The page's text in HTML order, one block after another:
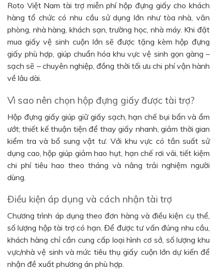
Roto Việt Nam tài trợ miễn phí hộp đựng giấy cho khách
hàng tổ chức có nhu cầu sử dụng lớn như tòa nhà, văn
phòng, nhà hàng, khách sạn, trường học, nhà máy. Khi đặt
mua giấy vệ sinh cuộn lớn sẽ được tặng kèm hộp đựng
giấy phù hợp, giúp chuẩn hóa khu vực vệ sinh gọn gàng –
sạch sẽ – chuyên nghiệp, đồng thời tối ưu chi phí vận hành
về lâu dài.
Vì sao nên chọn hộp đựng giấy được tài trợ?
Hộp đựng giấy giúp giữ giấy sạch, hạn chế bụi bẩn và ẩm
ướt; thiết kế thuận tiện để thay giấy nhanh, giảm thời gian
kiểm tra và bổ sung vật tư. Với khu vực có tần suất sử
dụng cao, hộp giúp giảm hao hụt, hạn chế rơi vãi, tiết kiệm
chi phí tiêu hao theo tháng và nâng trải nghiệm người
dùng.
Điều kiện áp dụng và cách nhận tài trợ
Chương trình áp dụng theo đơn hàng và điều kiện cụ thể,
số lượng hộp tài trợ có hạn. Để được tư vấn đúng nhu cầu,
khách hàng chỉ cần cung cấp loại hình cơ sở, số lượng khu
vực/nhà vệ sinh và mức tiêu thụ giấy cuộn lớn dự kiến để
nhận đề xuất phương án phù hợp.